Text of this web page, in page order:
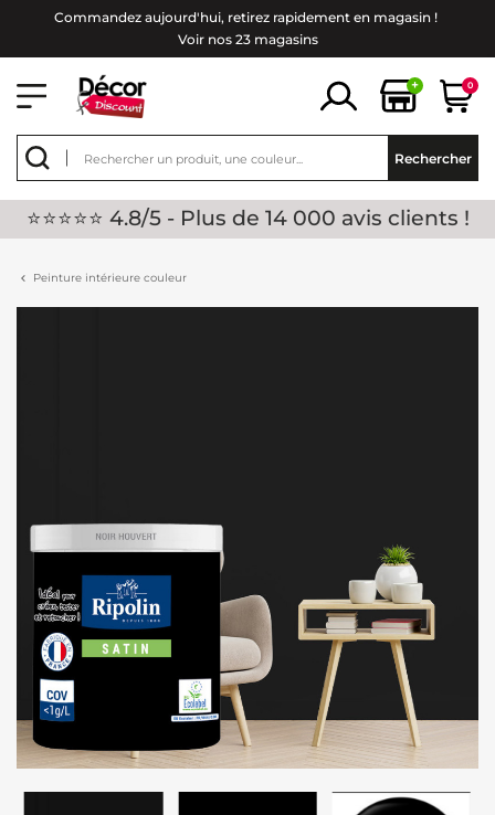
Commandez aujourd'hui, retirez rapidement en magasin !
Voir nos 23 magasins
+ 0
Rechercher
⭐⭐⭐⭐⭐ 4.8/5 - Plus de 14 000 avis clients !
Peinture intérieure couleur